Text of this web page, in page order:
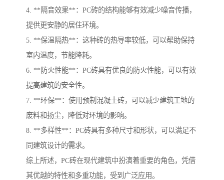
4. **隔音效果**：PC砖的结构能够有效减少噪音传播，
提供更安静的居住环境。
5. **保温隔热**：这种砖的热导率较低，可以帮助保持
室内温度，节能降耗。
6. **防火性能**：PC砖具有优良的防火性能，可以有效
提高建筑的安全性。
7. **环保**：使用预制混凝土砖，可以减少建筑工地的
废料和扬尘，降低对环境的影响。
8. **多样性**：PC砖具有多种尺寸和形状，可以满足不
同建筑设计的需求。
综上所述，PC砖在现代建筑中扮演着重要的角色，凭借
其优越的特性和多重功能，受到广泛应用。